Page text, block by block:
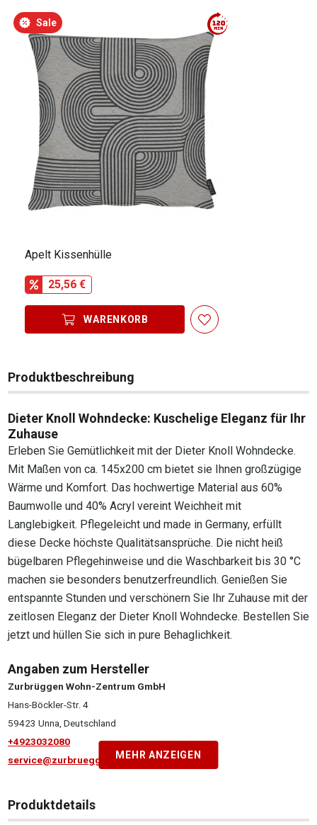
Sale
Apelt Kissenhülle
25,56 €
WARENKORB
Produktbeschreibung
Dieter Knoll Wohndecke: Kuschelige Eleganz für Ihr
Zuhause
Erleben Sie Gemütlichkeit mit der Dieter Knoll Wohndecke.
Mit Maßen von ca. 145x200 cm bietet sie Ihnen großzügige
Wärme und Komfort. Das hochwertige Material aus 60%
Baumwolle und 40% Acryl vereint Weichheit mit
Langlebigkeit. Pflegeleicht und made in Germany, erfüllt
diese Decke höchste Qualitätsansprüche. Die nicht heiß
bügelbaren Pflegehinweise und die Waschbarkeit bis 30 °C
machen sie besonders benutzerfreundlich. Genießen Sie
entspannte Stunden und verschönern Sie Ihr Zuhause mit der
zeitlosen Eleganz der Dieter Knoll Wohndecke. Bestellen Sie
jetzt und hüllen Sie sich in pure Behaglichkeit.
Angaben zum Hersteller
Zurbrüggen Wohn-Zentrum GmbH
Hans-Böckler-Str. 4
59423 Unna, Deutschland
+4923032080
service@zurbrueggen.deMEHR ANZEIGEN
Produktdetails